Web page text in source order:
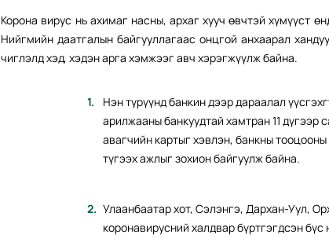
Корона вирус нь ахимаг насны, архаг хууч өвчтэй хүмүүст
Нийгмийн даатгалын байгууллагаас онцгой анхаарал
чиглэлд хэд, хэдэн арга хэмжээг авч хэрэгжүүлж байна.
Нэн түрүүнд банкин дээр дараалал
арилжааны банкуудтай хамтран 11 дүгээр
авагчийн картыг хэвлэн, банкны
түгээх ажлыг зохион байгуулж байна.
Улаанбаатар хот, Сэлэнгэ, Дархан-Уул,
коронавирусний халдвар бүртгэгдсэн